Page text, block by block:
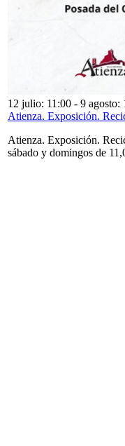
12 julio: 11:00 - 9 agosto:
Atienza. Exposición.
Atienza. Exposición.
sábado y domingos de